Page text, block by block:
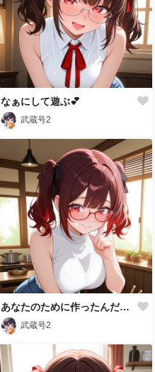
なぁにして遊ぶ💕
武蔵号2
あなたのために作ったんだよ♪💕
武蔵号2